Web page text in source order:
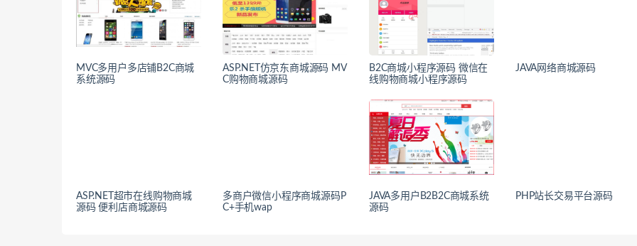
MVC多用户多店铺B2C商城
系统源码
ASP.NET仿京东商城源码 MV
C购物商城源码
B2C商城小程序源码 微信在
线购物商城小程序源码
JAVA网络商城源码
ASP.NET超市在线购物商城
源码 便利店商城源码
多商户微信小程序商城源码P
C+手机wap
JAVA多用户B2B2C商城系统
源码
PHP站长交易平台源码